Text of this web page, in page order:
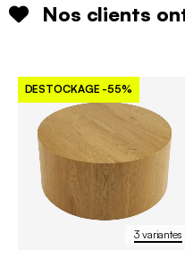
Nos clients
3 variantes
DESTOCKAGE -55%